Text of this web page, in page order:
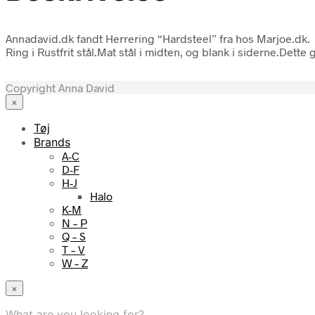
Annadavid.dk fandt Herrering “Hardsteel” fra hos Marjoe.dk.
Ring i Rustfrit stål.Mat stål i midten, og blank i
Copyright Anna David
×
Tøj
Brands
A-C
D-F
H-J
Halo
K-M
N – P
Q – S
T – V
W – Z
×